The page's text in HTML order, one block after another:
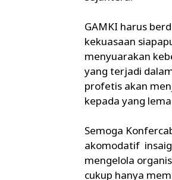
GAMKI harus
kekuasaan
menyuarakan
yang terjadi
profetis akan
kepada yang
Semoga
akomodatif
mengelola
cukup hanya